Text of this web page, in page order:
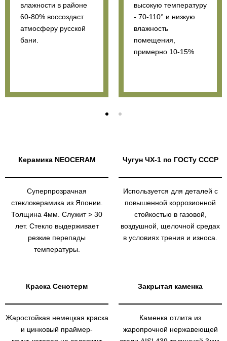
влажности в районе
60-80% воссоздаст
атмосферу русской
бани.
высокую температуру
- 70-110° и низкую
влажность
помещения,
примерно 10-15%
Керамика NEOCERAM
Суперпрозрачная
стеклокерамика из Японии.
Толщина 4мм. Служит > 30
лет. Стекло выдерживает
резкие перепады
температуры.
Чугун ЧХ-1 по ГОСТу СССР
Используется для деталей с
повышенной коррозионной
стойкостью в газовой,
воздушной, щелочной средах
в условиях трения и износа.
Краска Сенотерм
Жаростойкая немецкая краска
и цинковый праймер-
Закрытая каменка
Каменка отлита из
жаропрочной нержавеющей